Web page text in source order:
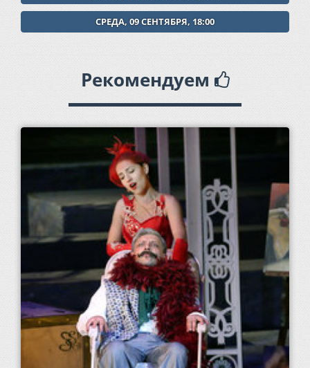
СРЕДА, 09 СЕНТЯБРЯ, 18:00
Рекомендуем